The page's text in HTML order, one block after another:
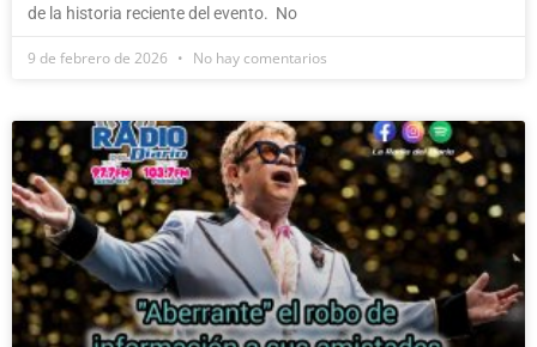
de la historia reciente del evento. No
9 de febrero de 2026 No hay comentarios